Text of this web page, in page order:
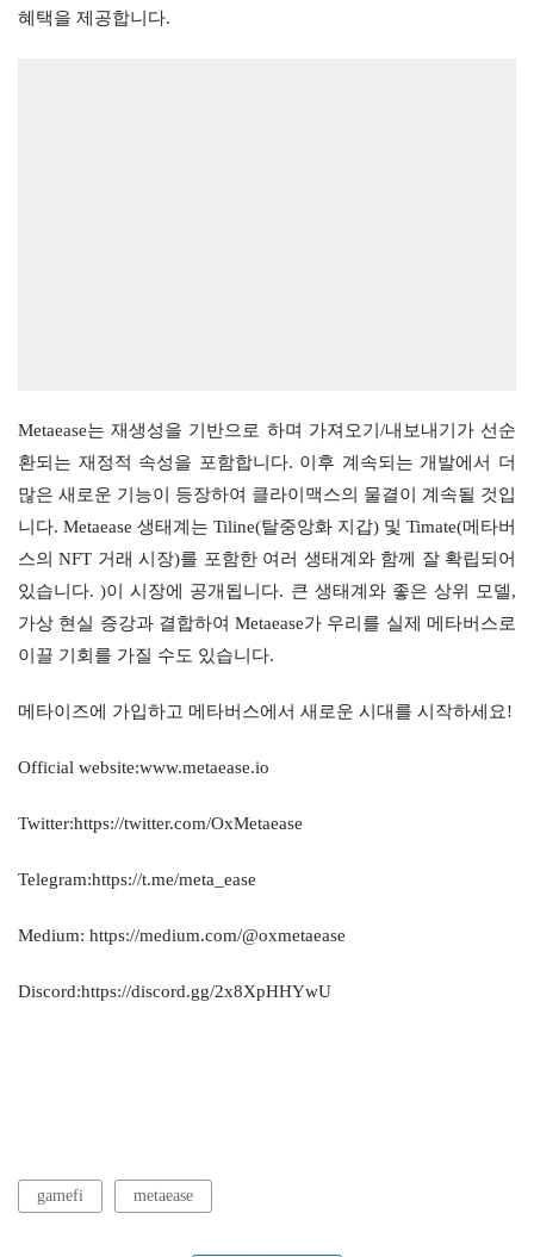
혜택을 제공합니다.
Metaease는 재생성을 기반으로 하며 가져오기/내보내기가 선순
환되는 재정적 속성을 포함합니다. 이후 계속되는 개발에서 더
많은 새로운 기능이 등장하여 클라이맥스의 물결이 계속될 것입
니다. Metaease 생태계는 Tiline(탈중앙화 지갑) 및 Timate(메타버
스의 NFT 거래 시장)를 포함한 여러 생태계와 함께 잘 확립되어
있습니다. )이 시장에 공개됩니다. 큰 생태계와 좋은 상위 모델,
가상 현실 증강과 결합하여 Metaease가 우리를 실제 메타버스로
이끌 기회를 가질 수도 있습니다.
메타이즈에 가입하고 메타버스에서 새로운 시대를 시작하세요!
Official website:www.metaease.io
Twitter:https://twitter.com/OxMetaease
Telegram:https://t.me/meta_ease
Medium: https://medium.com/@oxmetaease
Discord:https://discord.gg/2x8XpHHYwU
gamefi metaease